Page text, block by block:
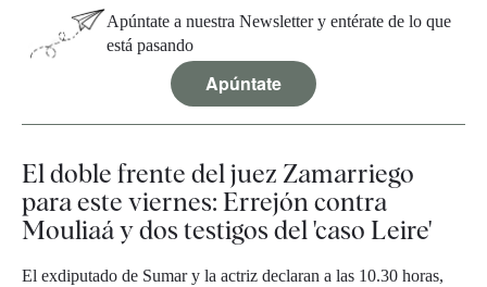
Apúntate a nuestra Newsletter y entérate de lo que
está pasando
Apúntate
El doble frente del juez Zamarriego
para este viernes: Errejón contra
Mouliaá y dos testigos del 'caso Leire'
El exdiputado de Sumar y la actriz declaran a las 10.30 horas,